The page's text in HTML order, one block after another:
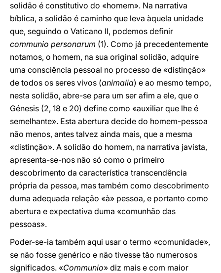
solidão é constitutivo do «homem». Na narrativa
bíblica, a solidão é caminho que leva àquela unidade
que, seguindo o Vaticano II, podemos definir
communio personarum (1). Como já precedentemente
notamos, o homem, na sua original solidão, adquire
uma consciência pessoal no processo de «distinção»
de todos os seres vivos (animalia) e ao mesmo tempo,
nesta solidão, abre-se para um ser afim a ele, que o
Génesis (2, 18 e 20) define como «auxiliar que lhe é
semelhante». Esta abertura decide do homem-pessoa
não menos, antes talvez ainda mais, que a mesma
«distinção». A solidão do homem, na narrativa javista,
apresenta-se-nos não só como o primeiro
descobrimento da característica transcendência
própria da pessoa, mas também como descobrimento
duma adequada relação «à» pessoa, e portanto como
abertura e expectativa duma «comunhão das
pessoas».
Poder-se-ia também aqui usar o termo «comunidade»,
se não fosse genérico e não tivesse tão numerosos
significados. «Communio» diz mais e com maior